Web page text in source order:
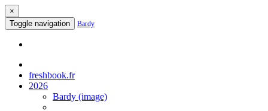
×
Toggle navigation
Bardy
freshbook.fr
2026
Bardy (image)